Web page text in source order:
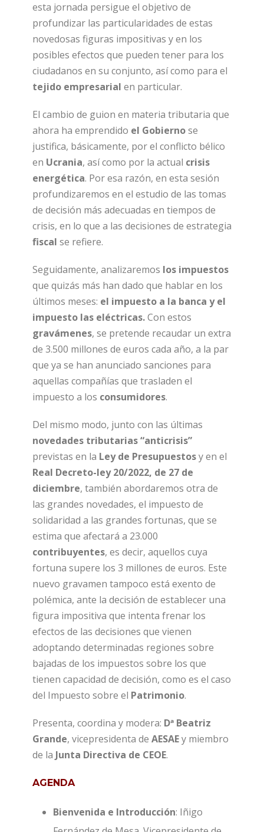
esta jornada persigue el objetivo de
profundizar las particularidades de estas
novedosas figuras impositivas y en los
posibles efectos que pueden tener para los
ciudadanos en su conjunto, así como para el
tejido empresarial en particular.
El cambio de guion en materia tributaria que
ahora ha emprendido el Gobiernose
justifica, básicamente, por el conflicto bélico
en Ucrania, así como por la actual crisis
energética. Por esa razón, en esta sesión
profundizaremos en el estudio de las tomas
de decisión más adecuadas en tiempos de
crisis, en lo que a las decisiones de estrategia
fiscal se refiere.
Seguidamente, analizaremos los impuestos
que quizás más han dado que hablar en los
últimos meses: el impuesto a la banca y el
impuesto las eléctricas.Con estos
gravámenes, se pretende recaudar un extra
de 3.500 millones de euros cada año, a la par
que ya se han anunciado sanciones para
aquellas compañías que trasladen el
impuesto a los consumidores.
Del mismo modo, junto con las últimas
novedades tributarias “anticrisis”
previstas en la Ley de Presupuestosy en el
Real Decreto-ley 20/2022, de 27 de
diciembre, también abordaremos otra de
las grandes novedades, el impuesto de
solidaridad a las grandes fortunas, que se
estima que afectará a 23.000
contribuyentes, es decir, aquellos cuya
fortuna supere los 3 millones de euros. Este
nuevo gravamen tampoco está exento de
polémica, ante la decisión de establecer una
figura impositiva que intenta frenar los
efectos de las decisiones que vienen
adoptando determinadas regiones sobre
bajadas de los impuestos sobre los que
tienen capacidad de decisión, como es el caso
del Impuesto sobre el Patrimonio.
Presenta, coordina y modera: Dª Beatriz
Grande, vicepresidenta de AESAEy miembro
de la Junta Directiva de CEOE.
AGENDA
Bienvenida e Introducción: Iñigo